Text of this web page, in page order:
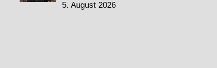
5. August 2026